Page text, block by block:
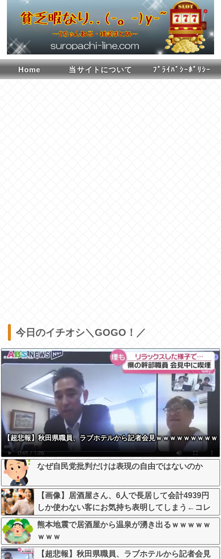
Home 当サイトについて ﾌﾟﾗｲﾊﾞｼｰﾎﾟﾘｼｰ
今日のイチオシ＼GOGO！／
【超悲報】秋田県職員、ラブホテルから記者会見ｗｗｗｗｗｗｗｗｗ
なぜ自民党批判だけは表現の自由ではないのか
【画像】居酒屋さん、6人で長居して会計4939円
しか使わない客にお気持ち表明してしまう←コレ
どっちが悪いんや？？？？？？
熊本地震で居酒屋から温泉が湧き出るｗｗｗｗｗ
ｗｗｗ
【超悲報】秋田県職員、ラブホテルから記者会見